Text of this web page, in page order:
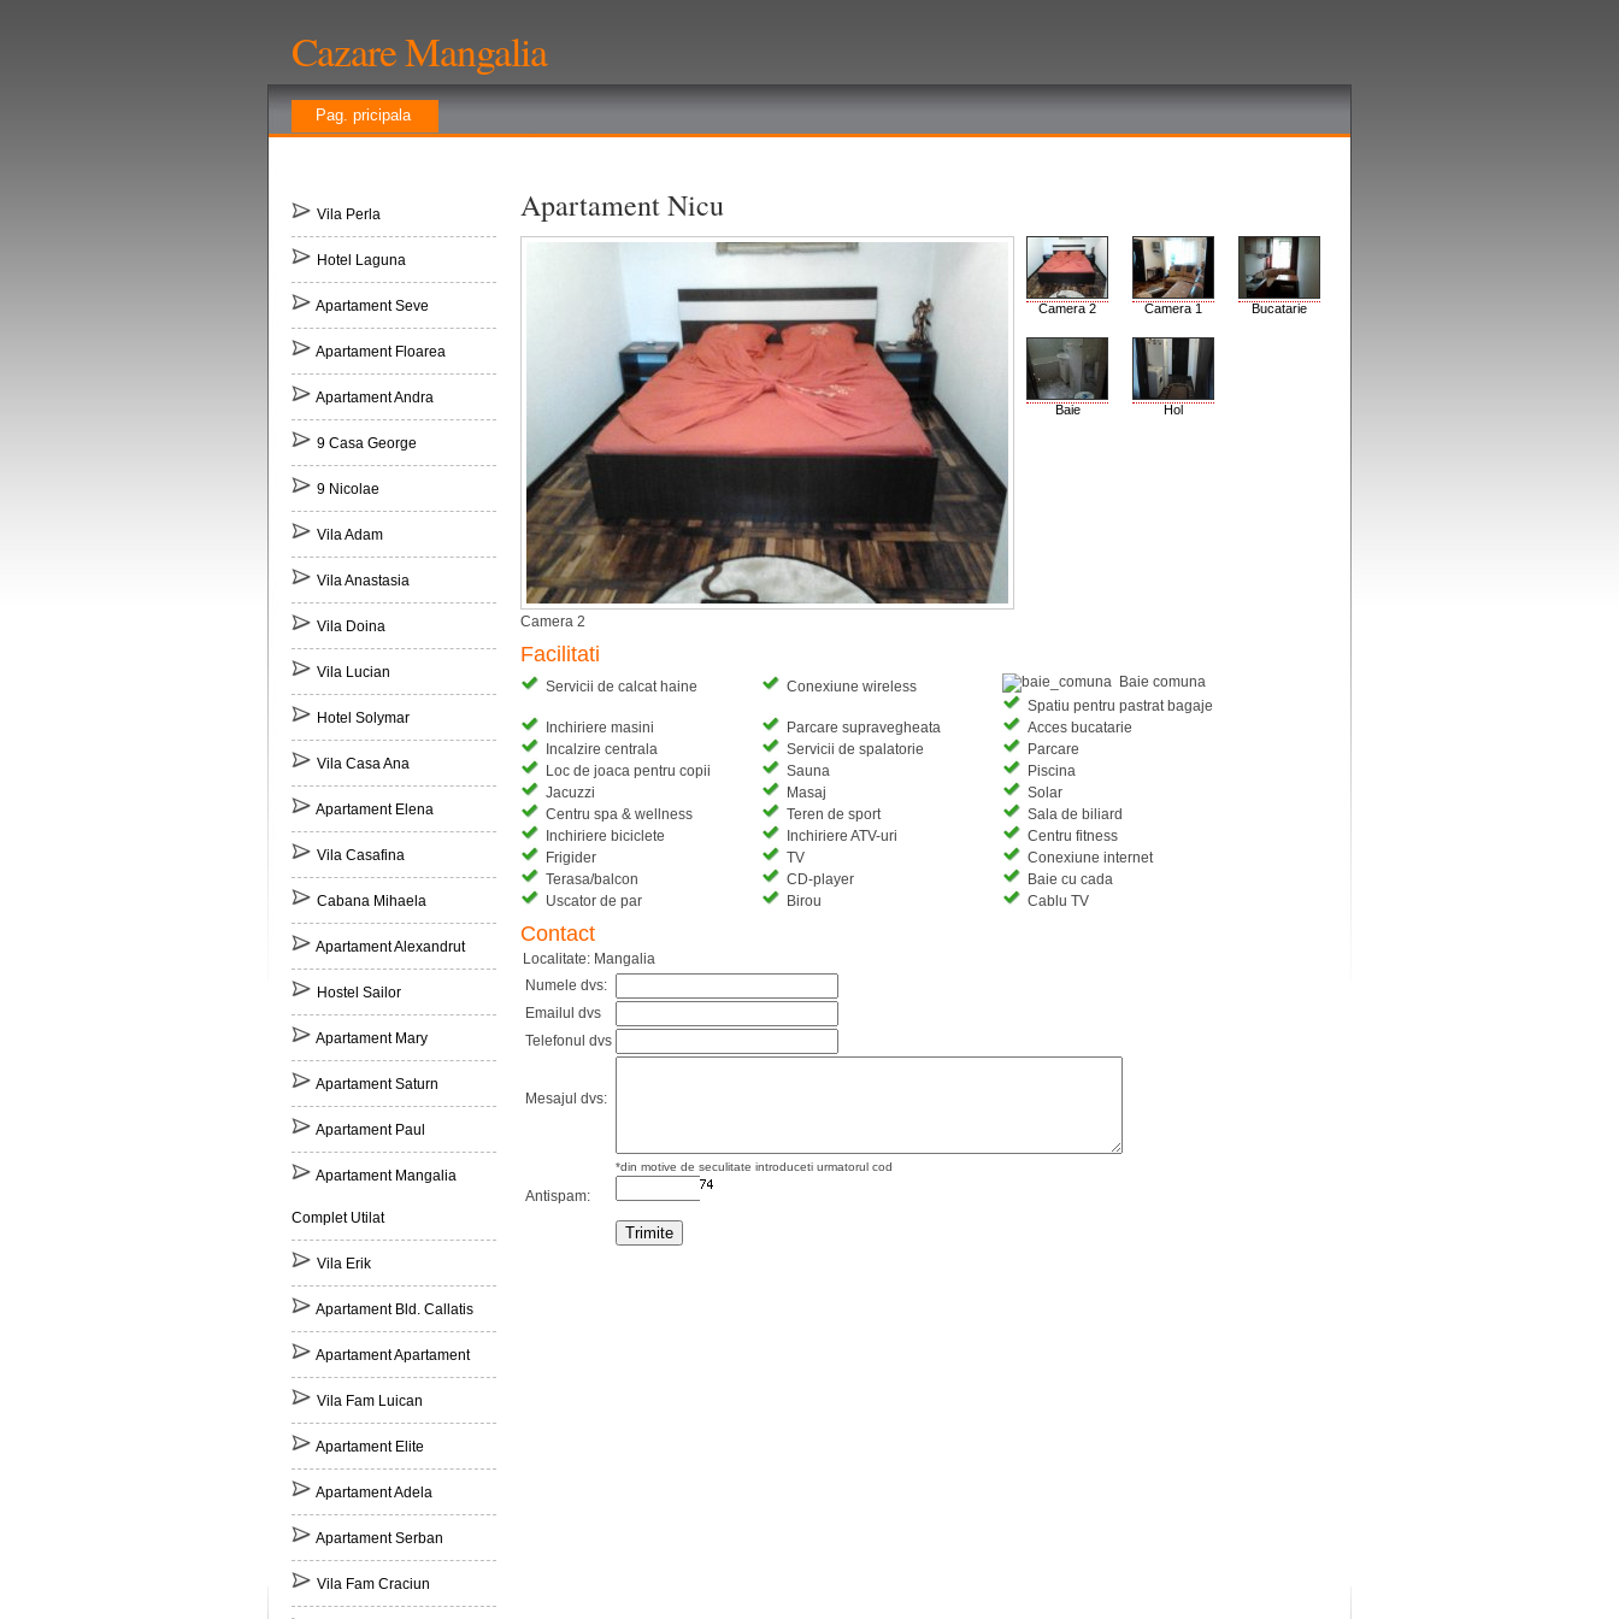
Cazare Mangalia
Pag. pricipala
Vila Perla
Hotel Laguna
Apartament Seve
Apartament Floarea
Apartament Andra
9 Casa George
9 Nicolae
Vila Adam
Vila Anastasia
Vila Doina
Vila Lucian
Hotel Solymar
Vila Casa Ana
Apartament Elena
Vila Casafina
Cabana Mihaela
Apartament Alexandrut
Hostel Sailor
Apartament Mary
Apartament Saturn
Apartament Paul
Apartament Mangalia
Complet Utilat
Vila Erik
Apartament Bld. Callatis
Apartament Apartament
Vila Fam Luican
Apartament Elite
Apartament Adela
Apartament Serban
Vila Fam Craciun
Apartament Nicu
Camera 2
Camera 2 Camera 1 Bucatarie
Baie Hol
Facilitati
Servicii de calcat haine Conexiune wireless
Baie comuna
Spatiu pentru pastrat bagaje
Inchiriere masini
Parcare supravegheata
Acces bucatarie
Incalzire centrala
Servicii de spalatorie
Parcare
Loc de joaca pentru copii
Sauna
Piscina
Jacuzzi
Masaj
Solar
Centru spa & wellness
Teren de sport
Sala de biliard
Inchiriere biciclete
Inchiriere ATV-uri
Centru fitness
Frigider
TV
Conexiune internet
Terasa/balcon
CD-player
Baie cu cada
Uscator de par
Birou Cablu TV
Contact
Localitate: Mangalia
Numele dvs:
Emailul dvs
Telefonul dvs
Mesajul dvs:
*din motive de seculitate introduceti urmatorul cod
Antispam: